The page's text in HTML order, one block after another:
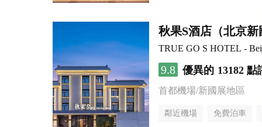
秋果S酒店（北京
TRUE GO S HOTEL -
9.8 優異的 13182 點
首都機場/新國展地區
鄰近機場 免費泊車